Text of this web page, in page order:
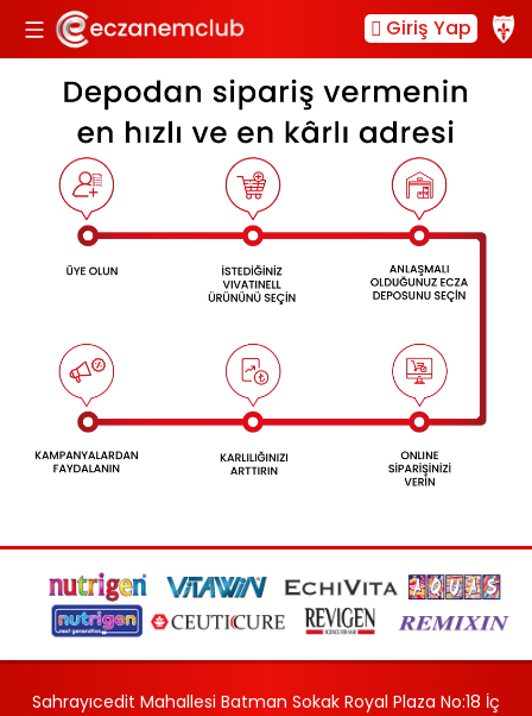
Giriş Yap
Sahrayıcedit Mahallesi Batman Sokak Royal Plaza No:18 İç